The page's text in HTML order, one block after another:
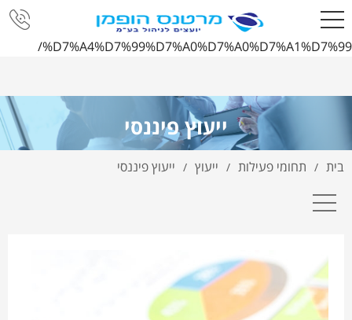
http://www.mertens-
hoffman.co.il/%D7%99%D7%99%D7%A2%D7%95%D7%A5-
%D7%A4%D7%99%D7%A0%D7%A0%D7%A1%D7%99/
ייעוץ פיננסי
בית / תחומי פעילות / ייעוץ / ייעוץ פיננסי